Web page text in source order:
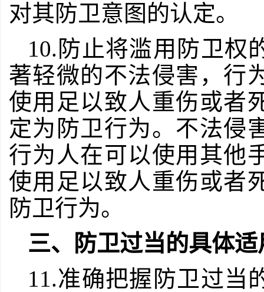
对其防卫意图的认定。
10.防止将滥用防卫权
著轻微的不法侵害，行
使用足以致人重伤或者
定为防卫行为。不法侵
行为人在可以使用其他
使用足以致人重伤或者
防卫行为。
三、防卫过当的具体适
11.准确把握防卫过当